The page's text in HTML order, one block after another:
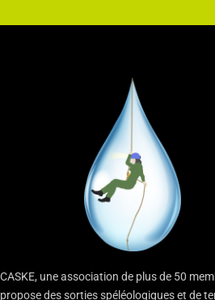
CASKE, une association de plus de 50
propose des sorties spéléologiques et de